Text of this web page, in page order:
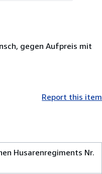
gegen Aufpreis mit
Report this item
Husarenregiments Nr.